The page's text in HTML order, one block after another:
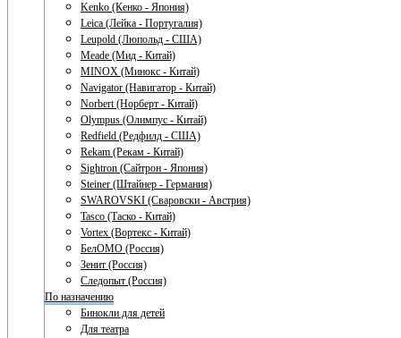
Kenko (Кенко - Япония)
Leica (Лейка - Португалия)
Leupold (Люпольд - США)
Meade (Мид - Китай)
MINOX (Минокс - Китай)
Navigator (Навигатор - Китай)
Norbert (Норберт - Китай)
Olympus (Олимпус - Китай)
Redfield (Редфилд - США)
Rekam (Рекам - Китай)
Sightron (Сайтрон - Япония)
Steiner (Штайнер - Германия)
SWAROVSKI (Сваровски - Австрия)
Tasco (Таско - Китай)
Vortex (Вортекс - Китай)
БелОМО (Россия)
Зенит (Россия)
Следопыт (Россия)
По назначению
Бинокли для детей
Для театра